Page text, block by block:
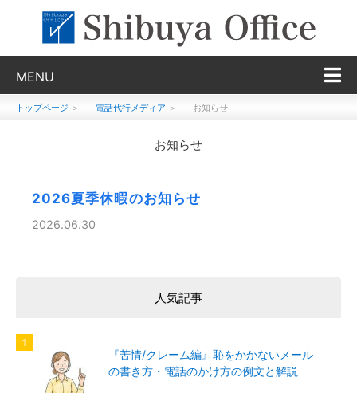
MENU
トップページ ＞ 電話代行メディア ＞ お知らせ
お知らせ
2026夏季休暇のお知らせ
2026.06.30
人気記事
『苦情/クレーム編』恥をかかないメール
の書き方・電話のかけ方の例文と解説